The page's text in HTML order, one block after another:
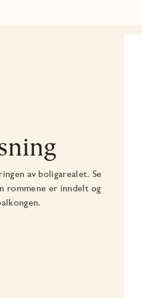
av boligarealet. Se
rommene er inndelt og